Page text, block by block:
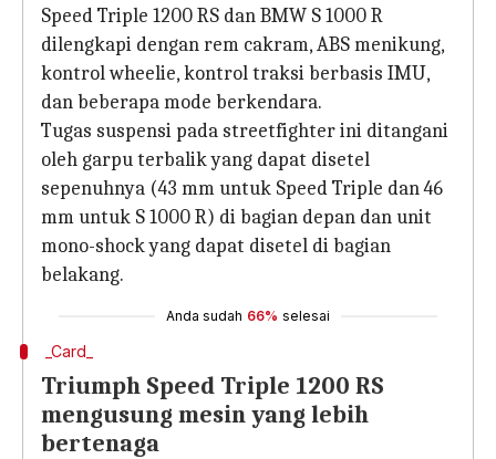
Speed ​​Triple 1200 RS dan BMW S 1000 R
dilengkapi dengan rem cakram, ABS menikung,
kontrol wheelie, kontrol traksi berbasis IMU,
dan beberapa mode berkendara.
Tugas suspensi pada streetfighter ini ditangani
oleh garpu terbalik yang dapat disetel
sepenuhnya (43 mm untuk Speed ​​​​Triple dan 46
mm untuk S 1000 R) di bagian depan dan unit
mono-shock yang dapat disetel di bagian
belakang.
Anda sudah 66% selesai
_Card_
Triumph Speed ​​Triple 1200 RS
mengusung mesin yang lebih
bertenaga